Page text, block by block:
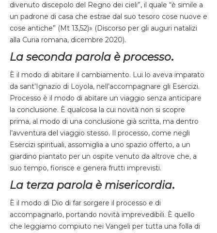
divenuto discepolo del Regno dei cieli”, il quale “è simile a
un padrone di casa che estrae dal suo tesoro cose nuove e
cose antiche” (Mt 13,52)» (Discorso per gli auguri natalizi
alla Curia romana, dicembre 2020).
La seconda parola è processo.
È il modo di abitare il cambiamento. Lui lo aveva imparato
da sant’Ignazio di Loyola, nell’accompagnare gli Esercizi.
Processo è il modo di abitare un viaggio senza anticipare
la conclusione. È qualcosa la cui novità non si scopre
prima, al modo di una conclusione già scritta, ma dentro
l’avventura del viaggio stesso. Il processo, come negli
Esercizi spirituali, assomiglia a uno spazio offerto, a un
giardino piantato per un ospite venuto da altrove che, a
suo tempo, fiorisce e genera frutti imprevisti.
La terza parola è misericordia.
È il modo di Dio di far sorgere il processo e di
accompagnarlo, portando novità imprevedibili. È quello
che leggiamo compiuto nei Vangeli per tutta una folla di